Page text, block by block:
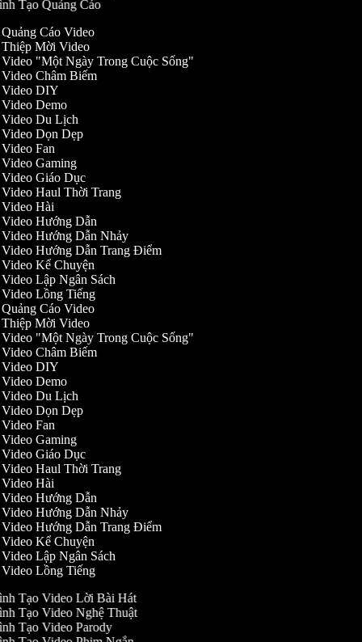
Tạo Quảng Cáo
Quảng Cáo Video
Thiệp Mời Video
Video "Một Ngày Trong Cuộc Sống"
Video Châm Biếm
Video DIY
Video Demo
Video Du Lịch
Video Dọn Dẹp
Video Fan
Video Gaming
Video Giáo Dục
Video Haul Thời Trang
Video Hài
Video Hướng Dẫn
Video Hướng Dẫn Nhảy
Video Hướng Dẫn Trang Điểm
Video Kể Chuyện
Video Lập Ngân Sách
Video Lồng Tiếng
Quảng Cáo Video
Thiệp Mời Video
Video "Một Ngày Trong Cuộc Sống"
Video Châm Biếm
Video DIY
Video Demo
Video Du Lịch
Video Dọn Dẹp
Video Fan
Video Gaming
Video Giáo Dục
Video Haul Thời Trang
Video Hài
Video Hướng Dẫn
Video Hướng Dẫn Nhảy
Video Hướng Dẫn Trang Điểm
Video Kể Chuyện
Video Lập Ngân Sách
Video Lồng Tiếng
Tạo Video Lời Bài Hát
Tạo Video Nghệ Thuật
Tạo Video Parody